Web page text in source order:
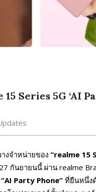
Series 5G ‘AI
งจำหน่ายของ “realme 15
กันยายนนี้ ผ่าน realme
“AI Party Phone” ที่ยืนหนึ่ง